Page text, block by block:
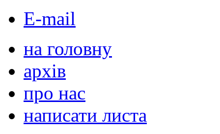
E-mail
на головну
архів
про нас
написати листа